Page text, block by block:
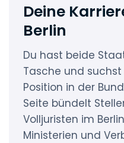
Deine
Berlin
Du hast beide
Tasche und
Position in der
Seite bündelt
Volljuristen im
Ministerien und